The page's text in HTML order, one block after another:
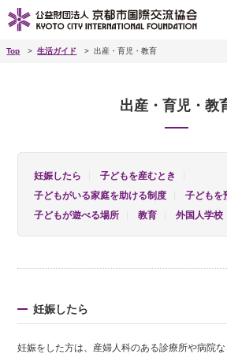
Top 生活ガイド 出産・育児・教育
出産・育児・教
妊娠したら
子どもを産むとき
子どもがいる家庭を助ける制度
子どもを
子どもが遊べる場所
教育 外国人学校
妊娠したら
妊娠をした方は、産婦人科のある診療所や病院